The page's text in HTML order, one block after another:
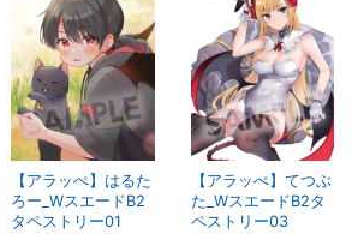
【アラッぺ】はるた
ろー_WスエードB2
タペストリー01
【アラッぺ】てつぶ
た_WスエードB2タ
ペストリー03